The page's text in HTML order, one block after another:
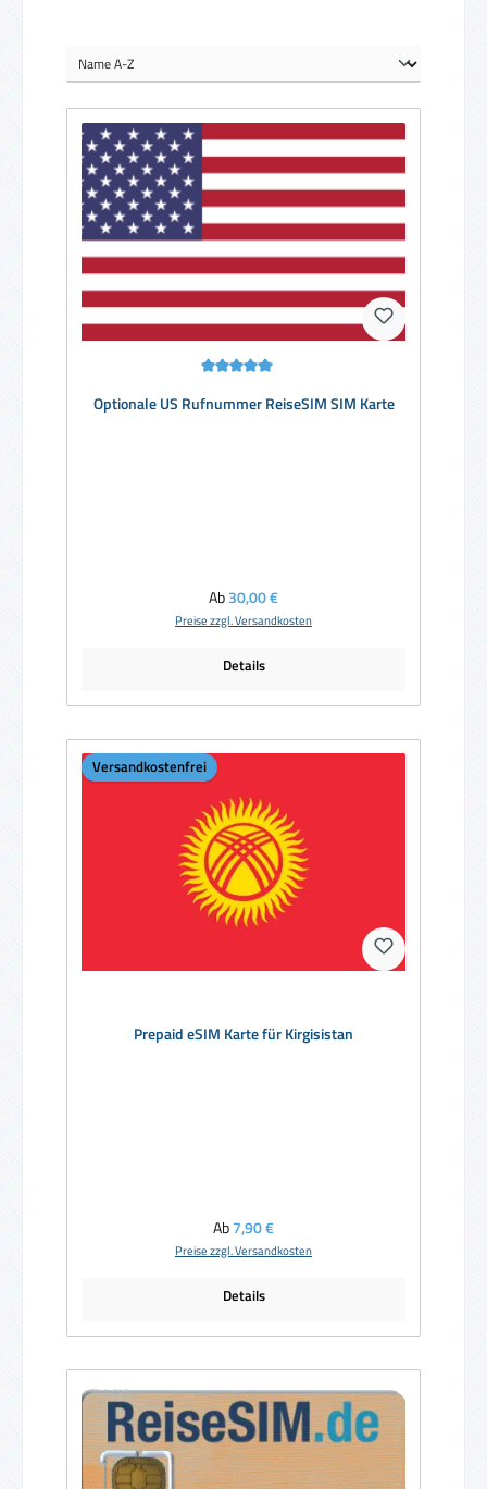
Optionale US Rufnummer ReiseSIM SIM Karte
Regulärer Preis:
Ab30,00 €
Preise zzgl. Versandkosten
Details
Versandkostenfrei
Prepaid eSIM Karte für Kirgisistan
Regulärer Preis:
Ab7,90 €
Preise zzgl. Versandkosten
Details